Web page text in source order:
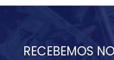
RECEBEMOS